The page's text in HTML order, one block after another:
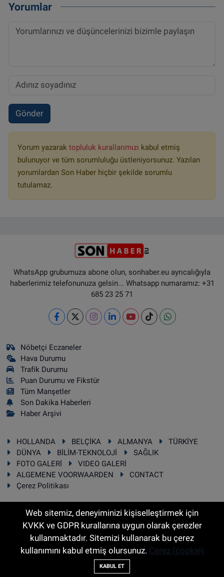
Yorumlar
Gönder
Yorum yazarak topluluk kurallarımızı kabul etmiş
bulunuyor ve tüm sorumluluğu üstleniyorsunuz. Yazılan
yorumlardan Son Haber hiçbir şekilde sorumlu
tutulamaz.
WhatsApp grubumuza abone olun, sonhaber.eu ayrıcalığıyla
haberlerimiz telefonunuza gelsin... Whatsapp numaramız: +31
685 23 25 71
Nöbetçi Eczaneler
Hava Durumu
Trafik Durumu
Puan Durumu ve Fikstür
Tüm Manşetler
Son Dakika Haberleri
Haber Arşivi
HOLLANDA BELÇİKA ALMANYA
TÜRKİYE
DÜNYA
BİLİM-TEKNOLOJİ
SAĞLIK
FOTO GALERİ
VIDEO GALERİ
ALGEMENE VOORWAARDEN
CONTACT
Çerez Politikası
RSS Copyright © 2025 Sonhaber.eu Her hakkı saklıdır.
Haber Yazılımı:TE Bilişim
Web sitemiz, deneyiminizi kişiselleştirmek için
KVKK ve GDPR kurallarına uygun olarak çerezler
kullanmaktadır. Sitemizi kullanarak bu çerez
kullanımını kabul etmiş olursunuz. Çerez (cookie)
KABUL ET